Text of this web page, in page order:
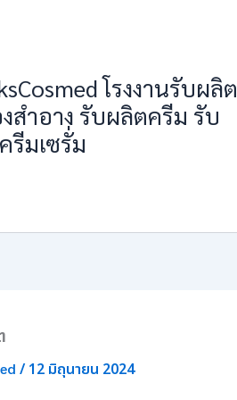
โรงงานรับผลิต
งสำอาง รับผลิตครีม รับ
รีมเซรั่ม
/ 12 มิถุนายน 2024